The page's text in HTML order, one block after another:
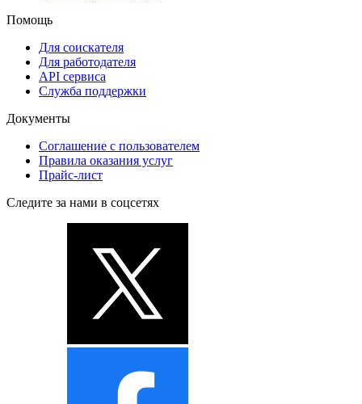
Помощь
Для соискателя
Для работодателя
API сервиса
Служба поддержки
Документы
Соглашение с пользователем
Правила оказания услуг
Прайс-лист
Следите за нами в соцсетях